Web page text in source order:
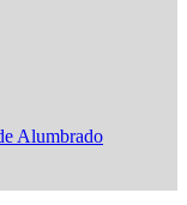
Alumbrado